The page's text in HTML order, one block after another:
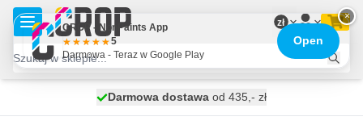
Przejdź do treści
zł
wysyłka jutro
Darmowa dostawa od 435,- zł
100 dni
×
CROP - NonPaints App
5
Darmowa - Teraz w Google Play
Open